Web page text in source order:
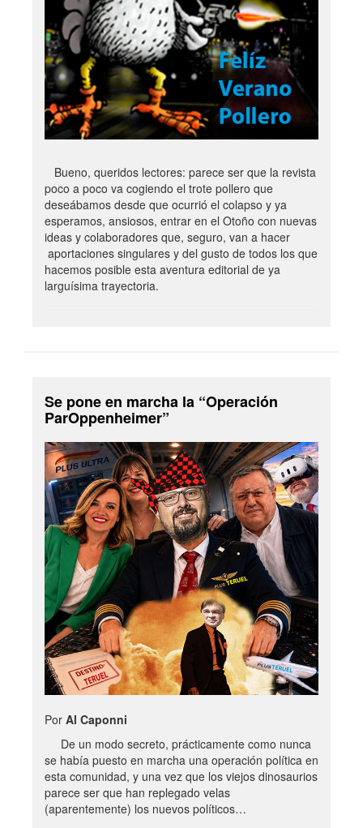
Bueno, queridos lectores: parece ser que la revista
poco a poco va cogiendo el trote pollero que
deseábamos desde que ocurrió el colapso y ya
esperamos, ansiosos, entrar en el Otoño con nuevas
ideas y colaboradores que, seguro, van a hacer
aportaciones singulares y del gusto de todos los que
hacemos posible esta aventura editorial de ya
larguísima trayectoria.
Se pone en marcha la “Operación
ParOppenheimer”
Por Al Caponni
De un modo secreto, prácticamente como nunca
se había puesto en marcha una operación política en
esta comunidad, y una vez que los viejos dinosaurios
parece ser que han replegado velas
(aparentemente) los nuevos políticos…